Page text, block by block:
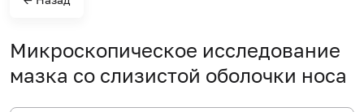
Микроскопическое исследование
мазка со слизистой оболочки носа